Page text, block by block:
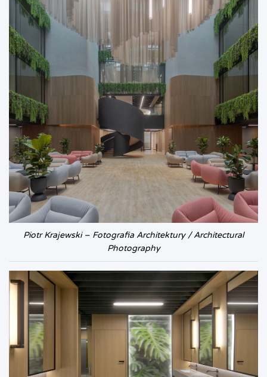
Piotr Krajewski – Fotografia Architektury / Architectural
Photography